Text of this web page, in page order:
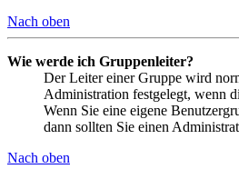
Nach oben
Wie werde ich Gruppenleiter?
Der Leiter einer Gruppe wird
Administration festgelegt, wenn
Wenn Sie eine eigene
dann sollten Sie einen
Nach oben